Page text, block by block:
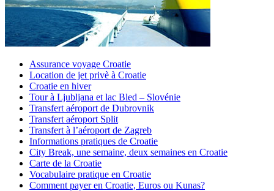
Assurance voyage Croatie
Location de jet privè à Croatie
Croatie en hiver
Tour à Ljubljana et lac Bled – Slovénie
Transfert aéroport de Dubrovnik
Transfert aéroport Split
Transfert à l’aéroport de Zagreb
Informations pratiques de Croatie
City Break, une semaine, deux semaines en Croatie
Carte de la Croatie
Vocabulaire pratique en Croatie
Comment payer en Croatie, Euros ou Kunas?